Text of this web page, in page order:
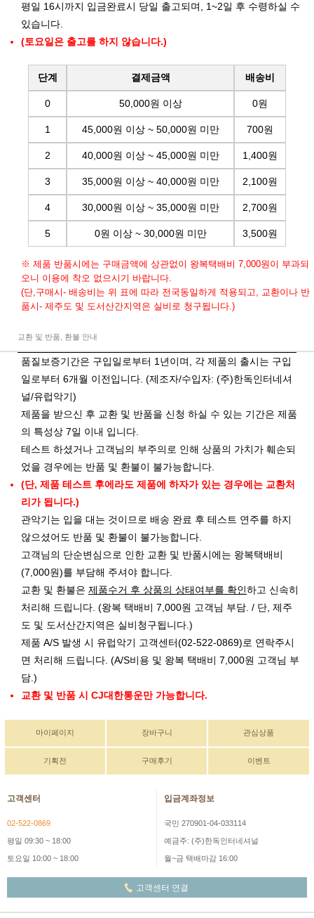
평일 16시까지 입금완료시 당일 출고되며, 1~2일 후 수령하실 수
있습니다.
(토요일은 출고를 하지 않습니다.)
단계 결제금액 배송비
0 50,000원 이상 0원
1 45,000원 이상 ~ 50,000원 미만 700원
2 40,000원 이상 ~ 45,000원 미만 1,400원
3 35,000원 이상 ~ 40,000원 미만 2,100원
4 30,000원 이상 ~ 35,000원 미만 2,700원
5 0원 이상 ~ 30,000원 미만 3,500원
※ 제품 반품시에는 구매금액에 상관없이 왕복택배비 7,000원이 부과되
오니 이용에 착오 없으시기 바랍니다.
(단,구매시- 배송비는 위 표에 따라 전국동일하게 적용되고, 교환이나 반
품시- 제주도 및 도서산간지역은 실비로 청구됩니다.)
교환 및 반품, 환불 안내
품질보증기간은 구입일로부터 1년이며, 각 제품의 출시는 구입
일로부터 6개월 이전입니다. (제조자/수입자: (주)한독인터네셔
널/유럽악기)
제품을 받으신 후 교환 및 반품을 신청 하실 수 있는 기간은 제품
의 특성상 7일 이내 입니다.
테스트 하셨거나 고객님의 부주의로 인해 상품의 가치가 훼손되
었을 경우에는 반품 및 환불이 불가능합니다.
(단, 제품 테스트 후에라도 제품에 하자가 있는 경우에는 교환처
리가 됩니다.)
관악기는 입을 대는 것이므로 배송 완료 후 테스트 연주를 하지
않으셨어도 반품 및 환불이 불가능합니다.
고객님의 단순변심으로 인한 교환 및 반품시에는 왕복택배비
(7,000원)를 부담해 주셔야 합니다.
교환 및 환불은 제품수거 후 상품의 상태여부를 확인하고 신속히
처리해 드립니다. (왕복 택배비 7,000원 고객님 부담. / 단, 제주
도 및 도서산간지역은 실비청구됩니다.)
제품 A/S 발생 시 유럽악기 고객센터(02-522-0869)로 연락주시
면 처리해 드립니다. (A/S비용 및 왕복 택배비 7,000원 고객님 부
담.)
교환 및 반품 시 CJ대한통운만 가능합니다.
마이페이지 장바구니 관심상품
기획전 구매후기 이벤트
고객센터
02-522-0869
평일 09:30 ~ 18:00
토요일 10:00 ~ 18:00
입금계좌정보
국민 270901-04-033114
예금주: (주)한독인터네셔널
월~금 택배마감 16:00
고객센터 연결